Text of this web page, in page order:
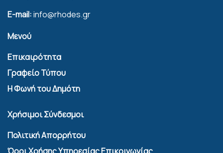
E-mail:info@rhodes.gr
Μενού
Επικαιρότητα
Γραφείο Τύπου
Η Φωνή του Δημότη
Χρήσιμοι Σύνδεσμοι
Πολιτική Απορρήτου